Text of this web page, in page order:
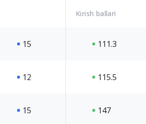
Kirish ballari
15 111.3
12 115.5
15 147